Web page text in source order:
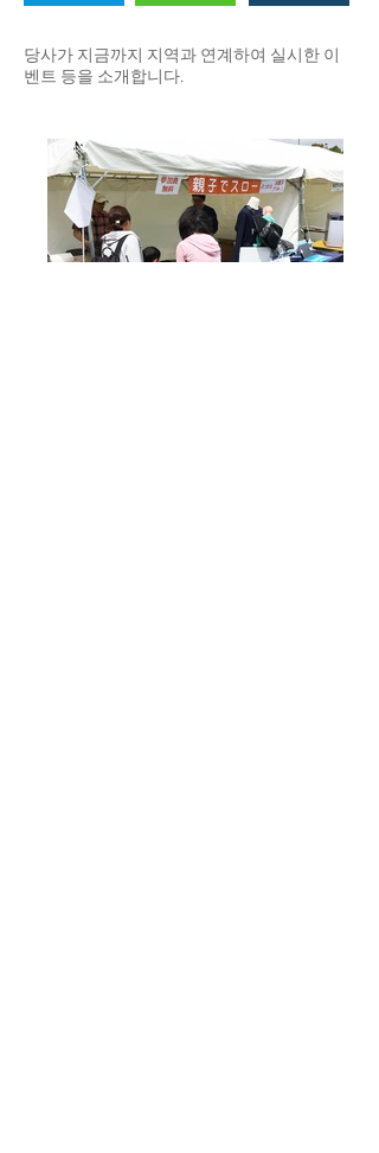
당사가 지금까지 지역과 연계하여 실시한 이
벤트 등을 소개합니다.